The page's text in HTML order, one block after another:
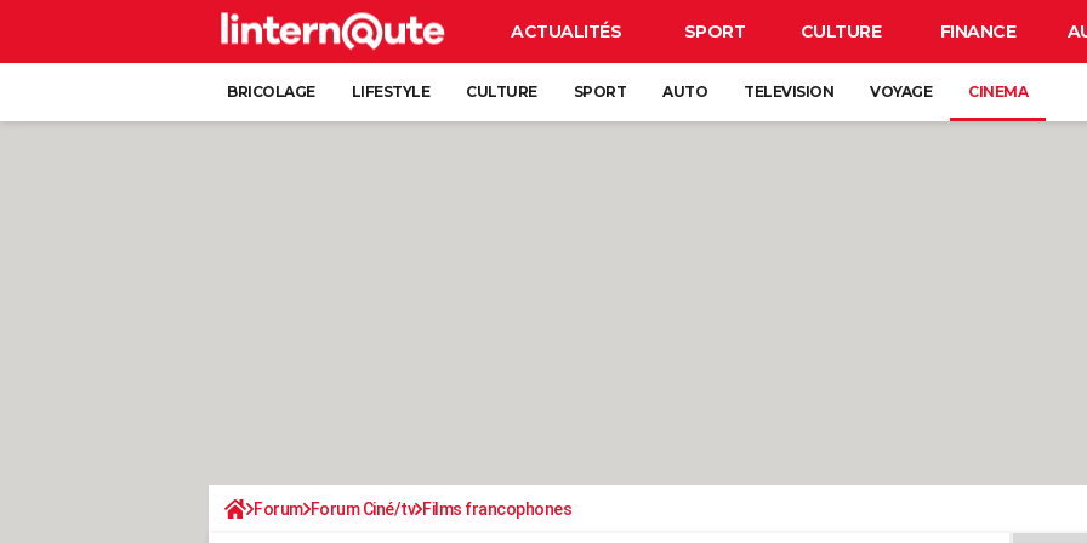
ACTUALITÉS SPORT CULTURE FINANCE
BRICOLAGE LIFESTYLE CULTURE SPORT AUTO TELEVISION VOYAGE CINEMA
Forum Forum Ciné/tv Films francophones